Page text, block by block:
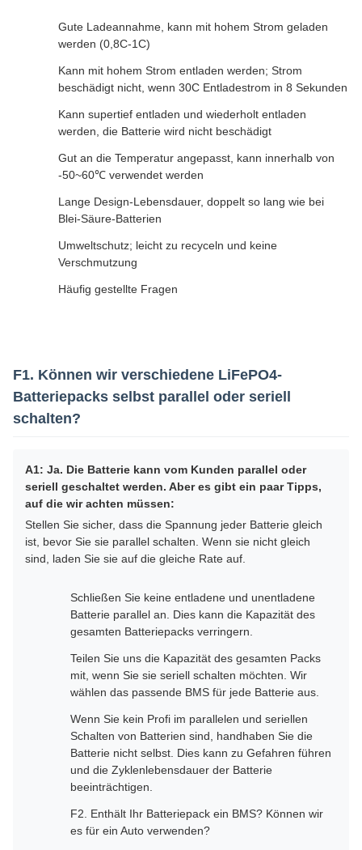
Gute Ladeannahme, kann mit hohem Strom geladen
werden (0,8C-1C)
Kann mit hohem Strom entladen werden; Strom
beschädigt nicht, wenn 30C Entladestrom in 8 Sekunden
Kann supertief entladen und wiederholt entladen
werden, die Batterie wird nicht beschädigt
Gut an die Temperatur angepasst, kann innerhalb von
-50~60℃ verwendet werden
Lange Design-Lebensdauer, doppelt so lang wie bei
Blei-Säure-Batterien
Umweltschutz; leicht zu recyceln und keine
Verschmutzung
Häufig gestellte Fragen
F1. Können wir verschiedene LiFePO4-
Batteriepacks selbst parallel oder seriell
schalten?
A1: Ja. Die Batterie kann vom Kunden parallel oder
seriell geschaltet werden. Aber es gibt ein paar Tipps,
auf die wir achten müssen:
Stellen Sie sicher, dass die Spannung jeder Batterie gleich
ist, bevor Sie sie parallel schalten. Wenn sie nicht gleich
sind, laden Sie sie auf die gleiche Rate auf.
Schließen Sie keine entladene und unentladene
Batterie parallel an. Dies kann die Kapazität des
gesamten Batteriepacks verringern.
Teilen Sie uns die Kapazität des gesamten Packs
mit, wenn Sie sie seriell schalten möchten. Wir
wählen das passende BMS für jede Batterie aus.
Wenn Sie kein Profi im parallelen und seriellen
Schalten von Batterien sind, handhaben Sie die
Batterie nicht selbst. Dies kann zu Gefahren führen
und die Zyklenlebensdauer der Batterie
beeinträchtigen.
F2. Enthält Ihr Batteriepack ein BMS? Können wir
es für ein Auto verwenden?